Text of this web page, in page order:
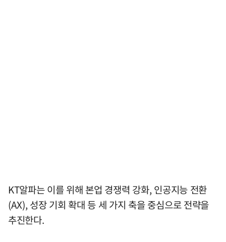
KT알파는 이를 위해 본업 경쟁력 강화, 인공지능 전환
(AX), 성장 기회 확대 등 세 가지 축을 중심으로 전략을
추진한다.